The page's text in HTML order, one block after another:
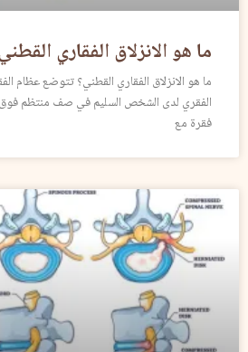
ما هو الانزلاق الفقاري
ما هو الانزلاق الفقاري القطني؟ تتوضع عظام
الفقري لدى الشخص السليم في صف منتظم
فقرة مع